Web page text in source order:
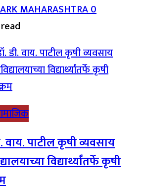
MAHARASHTRA0
वाय. पाटील कृषी व्यवसाय
विद्यार्थ्यांतर्फे कृषी